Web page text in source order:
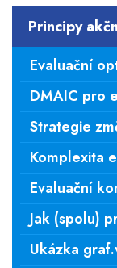
Principy
Evaluační
DMAIC pro
Strategie
Komplexita
Evaluační
Jak (spolu)
Ukázka